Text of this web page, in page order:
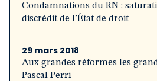
Condamnations du RN :
discrédit de l’État de droit
29 mars 2018
Aux grandes réformes les
Pascal Perri